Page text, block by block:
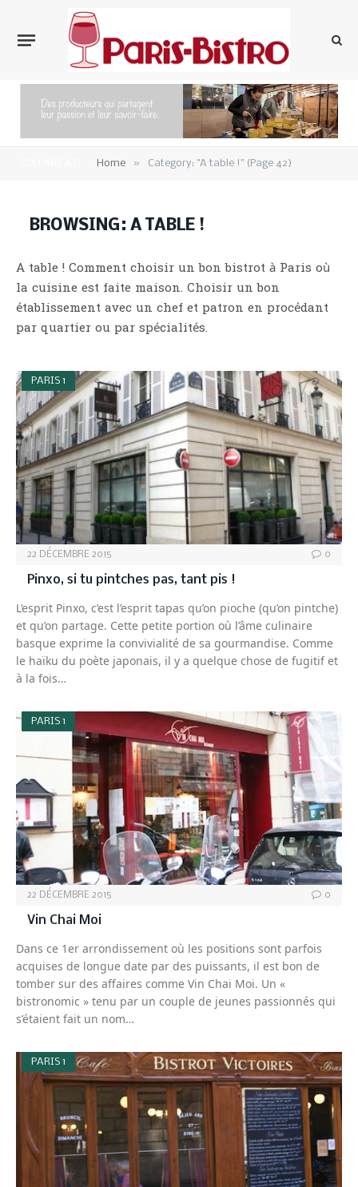
Home » Category: "A table !" (Page 42)
BROWSING: A TABLE !
A table ! Comment choisir un bon bistrot à Paris où
la cuisine est faite maison. Choisir un bon
établissement avec un chef et patron en procédant
par quartier ou par spécialités.
PARIS 1
22 DÉCEMBRE 2015 0
Pinxo, si tu pintches pas, tant pis !
L’esprit Pinxo, c’est l’esprit tapas qu’on pioche (qu’on pintche)
et qu’on partage. Cette petite portion où l’âme culinaire
basque exprime la convivialité de sa gourmandise. Comme
le haïku du poète japonais, il y a quelque chose de fugitif et
à la fois…
PARIS 1
22 DÉCEMBRE 2015 0
Vin Chai Moi
Dans ce 1er arrondissement où les positions sont parfois
acquises de longue date par des puissants, il est bon de
tomber sur des affaires comme Vin Chai Moi. Un «
bistronomic » tenu par un couple de jeunes passionnés qui
s’étaient fait un nom…
PARIS 1